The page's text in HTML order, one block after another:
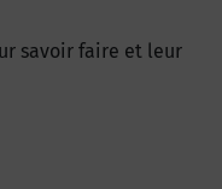
savoir faire et leur